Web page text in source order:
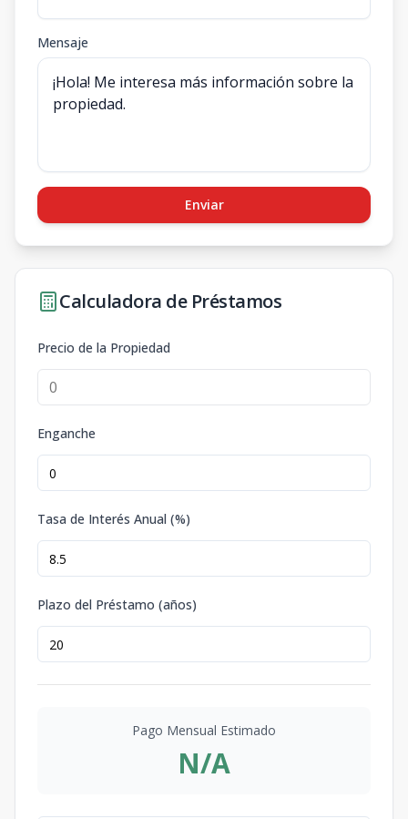
Mensaje
Enviar
Calculadora de Préstamos
Precio de la Propiedad
Enganche
Tasa de Interés Anual (%)
Plazo del Préstamo (años)
Pago Mensual Estimado
N/A